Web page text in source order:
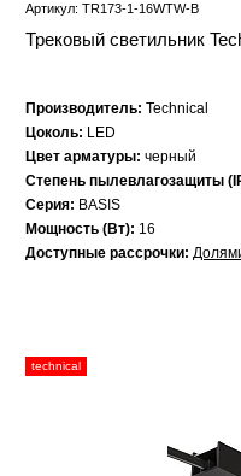
Артикул: TR173-1-16WTW-B
Трековый светильник
Производитель: Technical
Цоколь: LED
Цвет арматуры: черный
Степень пылевлагозащиты
Серия: BASIS
Мощность (Вт): 16
Доступные рассрочки:
technical